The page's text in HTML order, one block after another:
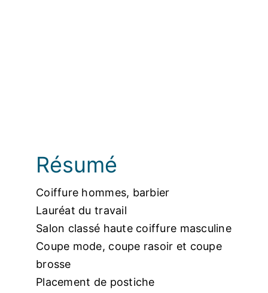
Résumé
Coiffure hommes, barbier
Lauréat du travail
Salon classé haute coiffure masculine
Coupe mode, coupe rasoir et coupe
brosse
Placement de postiche